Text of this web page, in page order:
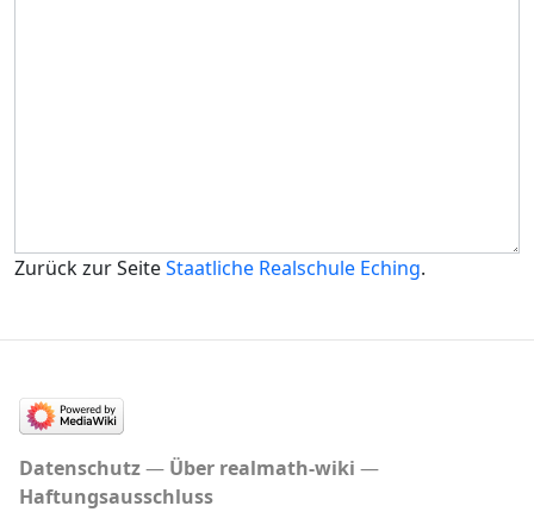
Zurück zur SeiteStaatliche Realschule Eching.
Datenschutz
Über realmath-wiki
Haftungsausschluss